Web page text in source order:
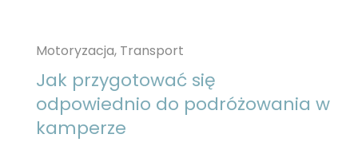
Motoryzacja, Transport
Jak przygotować się
odpowiednio do podróżowania w
kamperze